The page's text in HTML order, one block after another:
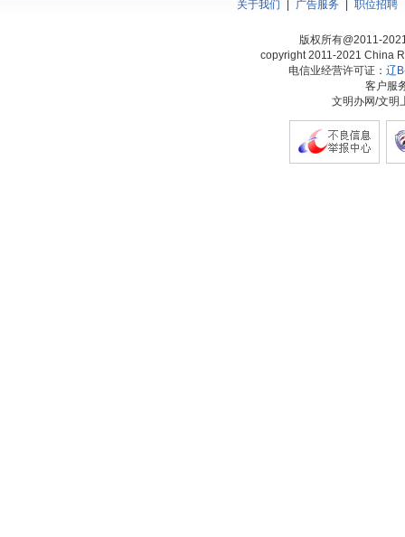
关于我们 广告服务 职位招聘
版权所有@2011-
copyright 2011-2021 China
电信业经营许可证： 辽
客户服
文明办网/文明